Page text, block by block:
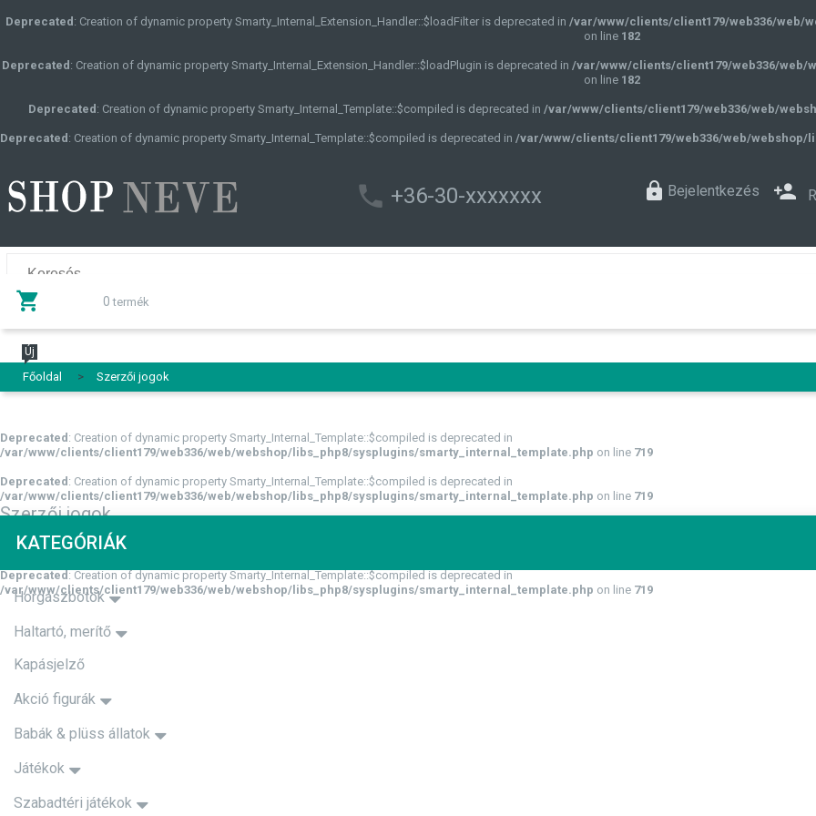
Deprecated : Creation of dynamic property Smarty_Internal_Extension_Handler::$loadFilter is deprecated in /var/www/clients/client179/web336/web/
on line 182
Deprecated : Creation of dynamic property Smarty_Internal_Extension_Handler::$loadPlugin is deprecated in /var/www/clients/client179/web336/web/
on line 182
Deprecated : Creation of dynamic property Smarty_Internal_Template::$compiled is deprecated in /var/www/clients/client179/web336/web/
Deprecated : Creation of dynamic property Smarty_Internal_Template::$compiled is deprecated in /var/www/clients/client179/web336/web/
+36-30-xxxxxxx Bejelentkezés
0 termék
Főoldal > Szerzői jogok
Deprecated : Creation of dynamic property Smarty_Internal_Template::$compiled is deprecated in
/var/www/clients/client179/web336/web/webshop/libs_php8/sysplugins/smarty_internal_template.php on line 719
Deprecated : Creation of dynamic property Smarty_Internal_Template::$compiled is deprecated in
/var/www/clients/client179/web336/web/webshop/libs_php8/sysplugins/smarty_internal_template.php on line 719
Szerzői jogok
Az 1999. évi LXXVI. törvényben foglaltaknak megfelelően a honlap grafikus és tartalmi részeit
egyéb mechanikus technikával, elektronikus vagy bármilyen információ-tároló és -lehívó rendszer felhasználásával) másolni, rögzíteni,
Deprecated : Creation of dynamic property Smarty_Internal_Template::$compiled is deprecated in
/var/www/clients/client179/web336/web/webshop/libs_php8/sysplugins/smarty_internal_template.php on line 719
KATEGÓRIÁK
Horgászbotok
Haltartó, merítő
Kapásjelző
Akció figurák
Babák & plüss állatok
Játékok
Szabadtéri játékok
Új